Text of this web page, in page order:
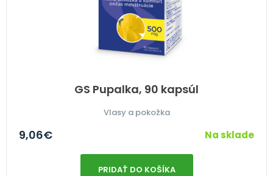
GS Pupalka, 90 kapsúl
Vlasy a pokožka
9,06€ Na sklade
PRIDAŤ DO KOŠÍKA